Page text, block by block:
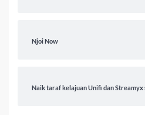
Njoi Now
Naik taraf kelajuan Unifi dan Streamyx